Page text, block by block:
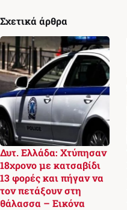
Σχετικά άρθρα
Δυτ. Ελλάδα: Χτύπησαν
18χρονο με κατσαβίδι
13 φορές και πήγαν να
τον πετάξουν στη
θάλασσα – Εικόνα